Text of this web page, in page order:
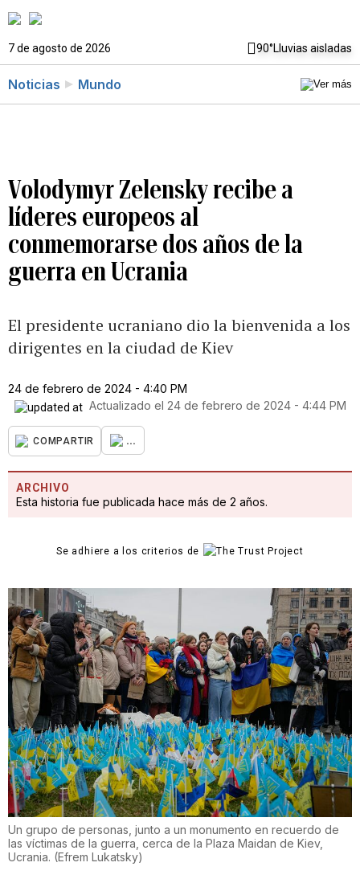
7 de agosto de 2026 90°Lluvias aisladas
Noticias Mundo
Volodymyr Zelensky recibe a
líderes europeos al
conmemorarse dos años de la
guerra en Ucrania
El presidente ucraniano dio la bienvenida a los
dirigentes en la ciudad de Kiev
24 de febrero de 2024 - 4:40 PM
Actualizado el 24 de febrero de 2024 - 4:44 PM
COMPARTIR ...
ARCHIVO
Esta historia fue publicada hace más de 2 años.
Se adhiere a los criterios de
Un grupo de personas, junto a un monumento en recuerdo de
las víctimas de la guerra, cerca de la Plaza Maidan de Kiev,
Ucrania. (Efrem Lukatsky)